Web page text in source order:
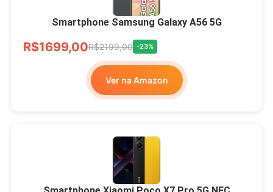
Smartphone Samsung Galaxy A56 5G
R$1699,00R$2199,00 -23%
Ver na Amazon